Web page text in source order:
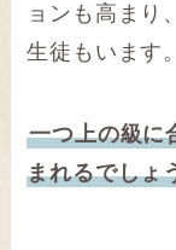
ョンも高まり
生徒もいます。
一つ上の級に
まれるでしょ